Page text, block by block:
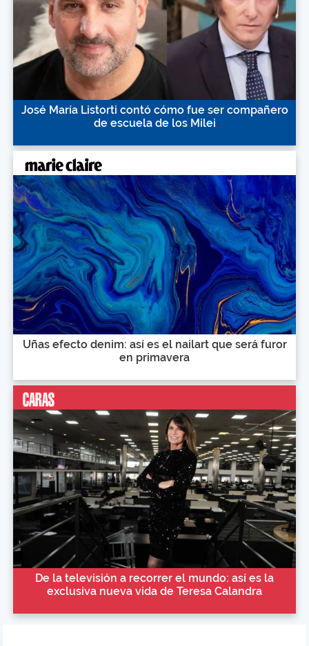
José María Listorti contó cómo fue ser compañero
de escuela de los Milei
Uñas efecto denim: así es el nailart que será furor
en primavera
De la televisión a recorrer el mundo: así es la
exclusiva nueva vida de Teresa Calandra